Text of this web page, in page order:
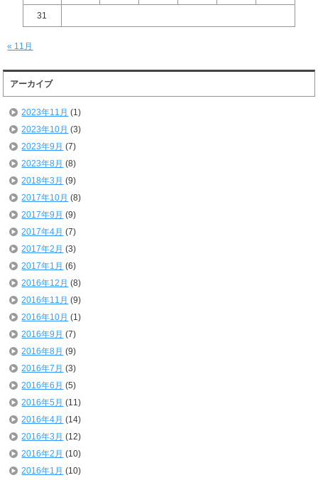
31
« 11月
アーカイブ
2023年11月 (1)
2023年10月 (3)
2023年9月 (7)
2023年8月 (8)
2018年3月 (9)
2017年10月 (8)
2017年9月 (9)
2017年4月 (7)
2017年2月 (3)
2017年1月 (6)
2016年12月 (8)
2016年11月 (9)
2016年10月 (1)
2016年9月 (7)
2016年8月 (9)
2016年7月 (3)
2016年6月 (5)
2016年5月 (11)
2016年4月 (14)
2016年3月 (12)
2016年2月 (10)
2016年1月 (10)